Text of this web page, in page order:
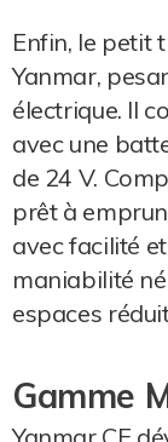
Enfin, le petit
Yanmar,
électrique. Il
avec une
de 24 V.
prêt à
avec facilité
maniabilité
espaces
Gamme